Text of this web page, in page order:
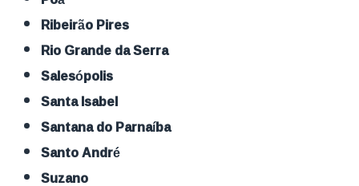
Ribeirão Pires
Rio Grande da Serra
Salesópolis
Santa Isabel
Santana do Parnaíba
Santo André
Suzano